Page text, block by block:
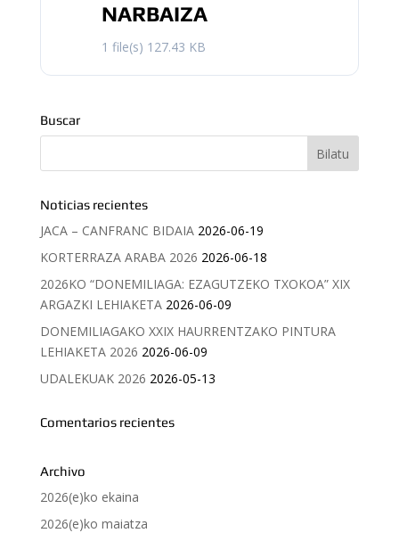
NARBAIZA
1 file(s) 127.43 KB
Buscar
Noticias recientes
JACA – CANFRANC BIDAIA 2026-06-19
KORTERRAZA ARABA 2026 2026-06-18
2026KO “DONEMILIAGA: EZAGUTZEKO TXOKOA” XIX
ARGAZKI LEHIAKETA 2026-06-09
DONEMILIAGAKO XXIX HAURRENTZAKO PINTURA
LEHIAKETA 2026 2026-06-09
UDALEKUAK 2026 2026-05-13
Comentarios recientes
Archivo
2026(e)ko ekaina
2026(e)ko maiatza